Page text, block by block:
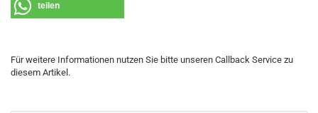
teilen
Für weitere Informationen nutzen Sie bitte unseren Callback Service zu
diesem Artikel.